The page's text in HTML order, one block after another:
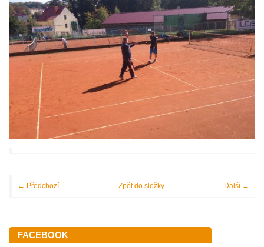
← Předchozí Další →
Zpět do složky
FACEBOOK